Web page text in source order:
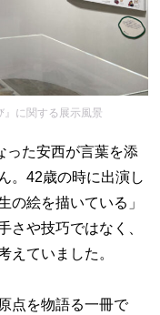
に関する展示風景
った安西が言葉を添
。42歳の時に出演し
の絵を描いている」
さや技巧ではなく、
えていました。
点を物語る一冊で